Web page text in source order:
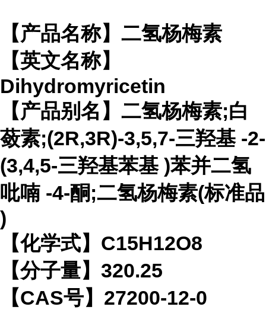
【产品名称】二氢杨梅素
【英文名称】
Dihydromyricetin
【产品别名】二氢杨梅素;白
蔹素;(2R,3R)-3,5,7-三羟基 -2-
(3,4,5-三羟基苯基 )苯并二氢
吡喃 -4-酮;二氢杨梅素(标准品
)
【化学式】C15H12O8
【分子量】320.25
【CAS号】27200-12-0